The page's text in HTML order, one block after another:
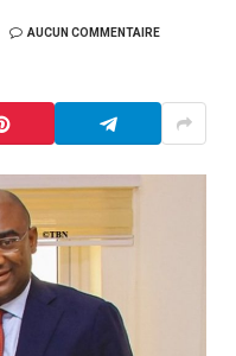
AUCUN COMMENTAIRE